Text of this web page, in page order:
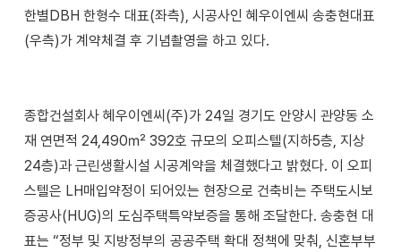
한별DBH 한형수 대표(좌측), 시공사인 혜우이엔씨 송충현대표
(우측)가 계약체결 후 기념촬영을 하고 있다.
종합건설회사 혜우이엔씨(주)가 24일 경기도 안양시 관양동 소
재 연면적 24,490㎡ 392호 규모의 오피스텔(지하5층, 지상
24층)과 근린생활시설 시공계약을 체결했다고 밝혔다. 이 오피
스텔은 LH매입약정이 되어있는 현장으로 건축비는 주택도시보
증공사(HUG)의 도심주택특약보증을 통해 조달한다. 송충현 대
표는 “정부 및 지방정부의 공공주택 확대 정책에 맞춰, 신혼부부